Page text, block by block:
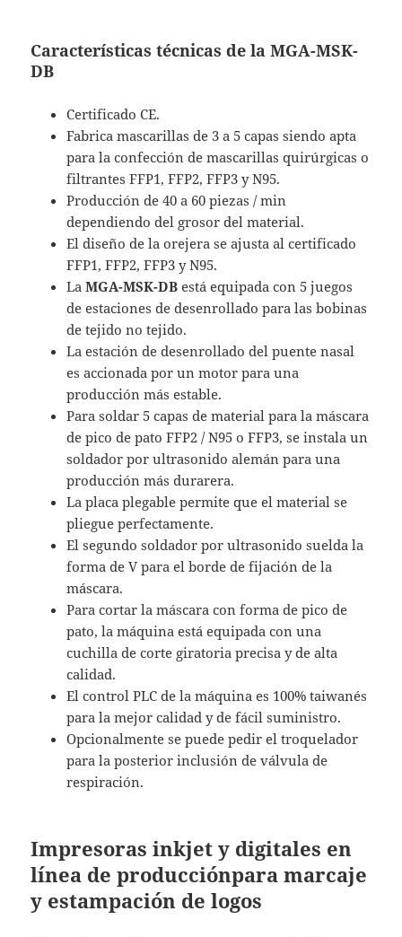
Características técnicas de la MGA-MSK-
DB
Certificado CE.
Fabrica mascarillas de 3 a 5 capas siendo apta
para la confección de mascarillas quirúrgicas o
filtrantes FFP1, FFP2, FFP3 y N95.
Producción de 40 a 60 piezas / min
dependiendo del grosor del material.
El diseño de la orejera se ajusta al certificado
FFP1, FFP2, FFP3 y N95.
LaMGA-MSK-DB está equipada con 5 juegos
de estaciones de desenrollado para las bobinas
de tejido no tejido.
La estación de desenrollado del puente nasal
es accionada por un motor para una
producción más estable.
Para soldar 5 capas de material para la máscara
de pico de pato FFP2 / N95 o FFP3, se instala un
soldador por ultrasonido alemán para una
producción más durarera.
La placa plegable permite que el material se
pliegue perfectamente.
El segundo soldador por ultrasonido suelda la
forma de V para el borde de fijación de la
máscara.
Para cortar la máscara con forma de pico de
pato, la máquina está equipada con una
cuchilla de corte giratoria precisa y de alta
calidad.
El control PLC de la máquina es 100% taiwanés
para la mejor calidad y de fácil suministro.
Opcionalmente se puede pedir el troquelador
para la posterior inclusión de válvula de
respiración.
Impresoras inkjet y digitales en
línea de producciónpara marcaje
y estampación de logos